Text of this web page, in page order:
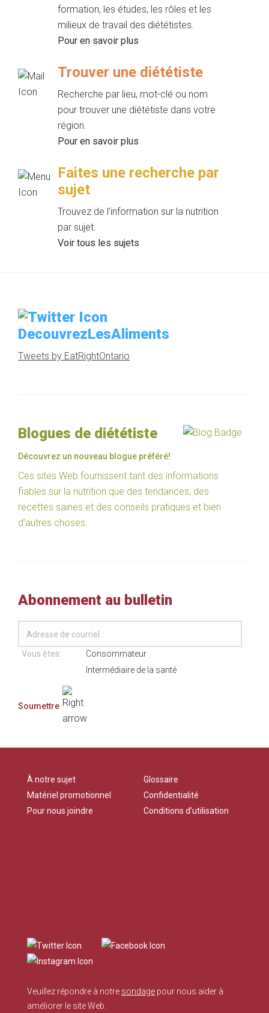
formation, les études, les rôles et les
milieux de travail des diététistes.
Pour en savoir plus
Trouver une diététiste
Recherche par lieu, mot-clé ou nom
pour trouver une diététiste dans votre
région.
Pour en savoir plus
Faites une recherche par
sujet
Trouvez de l’information sur la nutrition
par sujet.
Voir tous les sujets
DecouvrezLesAliments
Tweets by EatRightOntario
Blogues de diététiste
Découvrez un nouveau blogue préféré!
Ces sites Web fournissent tant des informations
fiables sur la nutrition que des tendances, des
recettes saines et des conseils pratiques et bien
d’autres choses.
Abonnement au bulletin
Vous êtes:
Consommateur
Intermédiaire de la santé
À notre sujet
Matériel promotionnel
Pour nous joindre
Glossaire
Confidentialité
Conditions d’utilisation
Veuillez répondre à notre sondage pour nous aider à
améliorer le site Web.